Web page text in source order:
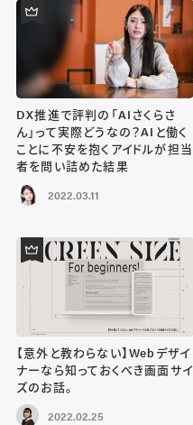
DX推進で評判の「AIさくらさ
ん」って実際どうなの？AIと働く
ことに不安を抱くアイドルが担当
者を問い詰めた結果
2022.03.11
【意外と教わらない】Webデザイ
ナーなら知っておくべき画面サイ
ズのお話。
2022.02.25